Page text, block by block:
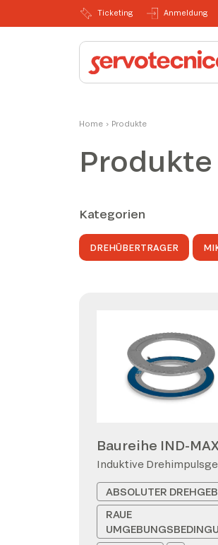
Ticketing Anmeldung
Home › Produkte
Produkte
Kategorien
DREHÜBERTRAGER
Baureihe IND-MAX
Induktive
ABSOLUTER
RAUE